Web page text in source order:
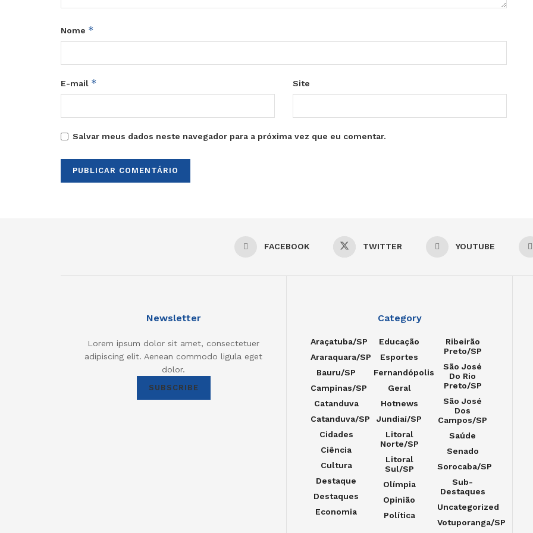
Nome *
E-mail * Site
Salvar meus dados neste navegador para a próxima vez que eu comentar.
FACEBOOK TWITTER YOUTUBE
Newsletter
Lorem ipsum dolor sit amet, consectetuer
adipiscing elit. Aenean commodo ligula eget
dolor.
SUBSCRIBE
Category
Araçatuba/SP
Araraquara/SP
Bauru/SP
Campinas/SP
Catanduva
Catanduva/SP
Cidades
Ciência
Cultura
Destaque
Destaques
Economia
Educação
Esportes
Fernandópolis
Geral
Hotnews
Jundiaí/SP
Litoral
Norte/SP
Litoral
Sul/SP
Olímpia
Opinião
Política
Ribeirão
Preto/SP
São José
Do Rio
Preto/SP
São José
Dos
Campos/SP
Saúde
Senado
Sorocaba/SP
Sub-
Destaques
Uncategorized
Votuporanga/SP